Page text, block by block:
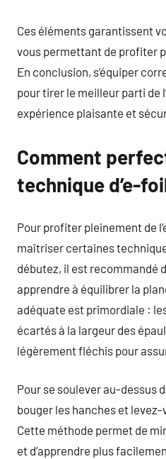
Ces éléments garantissent
vous permettant de profiter
En conclusion, s’équiper
pour tirer le meilleur parti de
expérience plaisante et
Comment
technique d’e-
Pour profiter pleinement de
maîtriser certaines
débutez, il est recommandé
apprendre à équilibrer la
adéquate est primordiale :
écartés à la largeur des
légèrement fléchis pour
Pour se soulever au-dessus
bouger les hanches et
Cette méthode permet de
et d’apprendre plus